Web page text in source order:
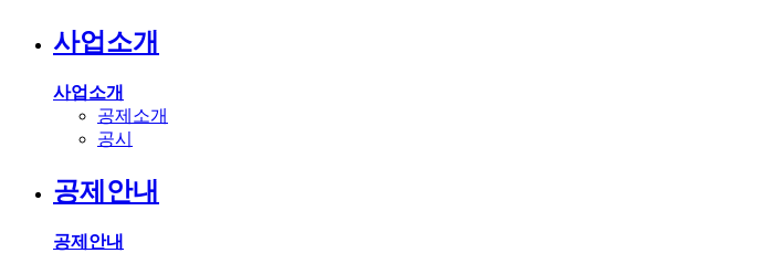
사업소개
사업소개
공제소개
공시
공제안내
공제안내